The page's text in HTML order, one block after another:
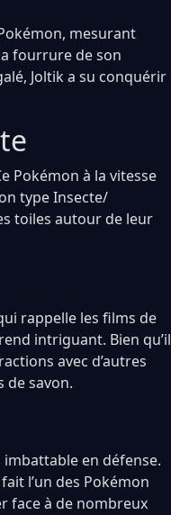
mesurant
fourrure de son
Joltik a su conquérir
Pokémon à la vitesse
type Insecte/
toiles autour de leur
rappelle les films de
intriguant. Bien qu’il
avec d’autres
de savon.
en défense.
l’un des Pokémon
face à de nombreux